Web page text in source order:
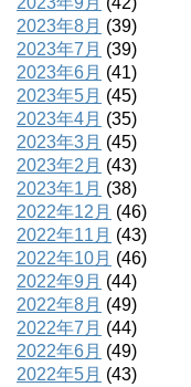
2023年8月 (39)
2023年7月 (39)
2023年6月 (41)
2023年5月 (45)
2023年4月 (35)
2023年3月 (45)
2023年2月 (43)
2023年1月 (38)
2022年12月 (46)
2022年11月 (43)
2022年10月 (46)
2022年9月 (44)
2022年8月 (49)
2022年7月 (44)
2022年6月 (49)
2022年5月 (43)